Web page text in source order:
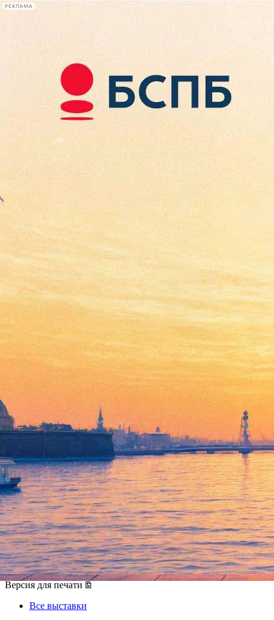
РЕКЛАМА
Сегодня:
2026.08.10
07:48
Афиша Plus
Петербургское издательство
покажет женское лицо
искусства
04 марта 2016, пятница,18.00
Версия для печати
Все выставки